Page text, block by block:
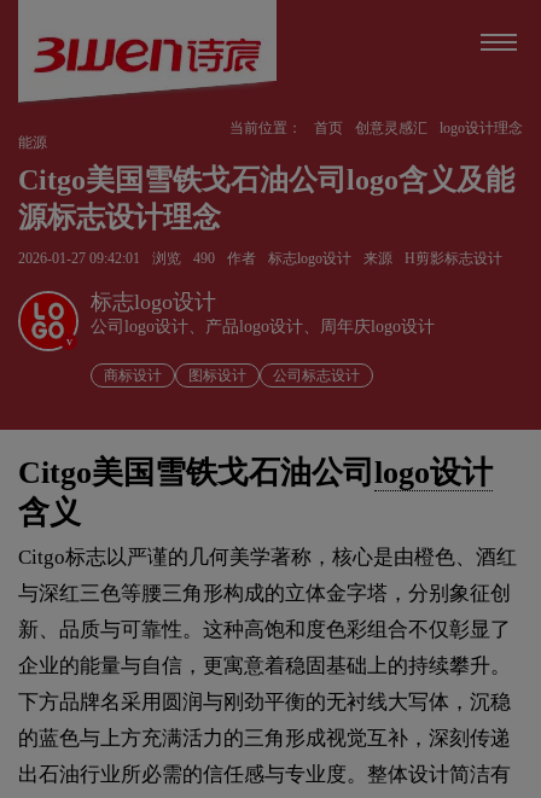
当前位置： 首页 创意灵感汇
logo设计理念
能源
Citgo美国雪铁戈石油公司logo含义及能
源标志设计理念
2026-01-27 09:42:01 浏览 490 作者 标志logo设计 来源 H剪影标志设计
v
标志logo设计
公司logo设计、产品logo设计、周年庆logo设计
商标设计 图标设计 公司标志设计
Citgo美国雪铁戈石油公司 logo设计
含义
Citgo标志以严谨的几何美学著称，核心是由橙色、酒红
与深红三色等腰三角形构成的立体金字塔，分别象征创
新、品质与可靠性。这种高饱和度色彩组合不仅彰显了
企业的能量与自信，更寓意着稳固基础上的持续攀升。
下方品牌名采用圆润与刚劲平衡的无衬线大写体，沉稳
的蓝色与上方充满活力的三角形成视觉互补，深刻传递
出石油行业所必需的信任感与专业度。整体设计简洁有